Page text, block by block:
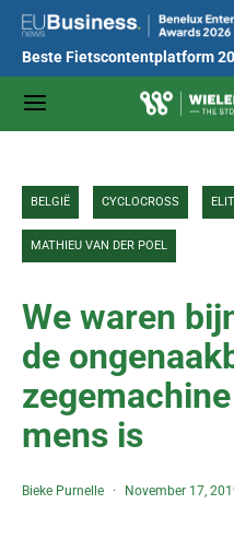
Beste Fietscontentplatform
BELGIË CYCLOCROSS
MATHIEU VAN DER POEL
We waren
de
mens is
Bieke Purnelle November 17,